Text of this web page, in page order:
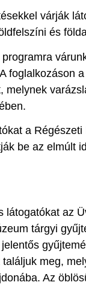
várják
és
foglalkozáson
a
be az elmúlt
az
tárgyi
meg,
Az